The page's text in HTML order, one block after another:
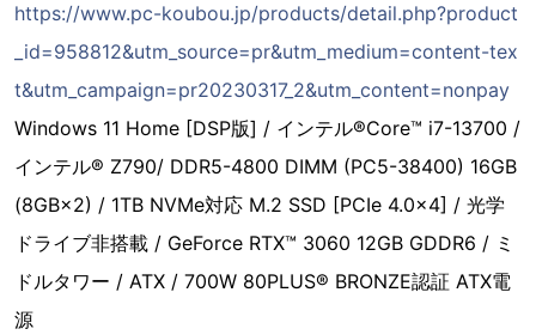
https://www.pc-koubou.jp/products/detail.php?product
_id=958812&utm_source=pr&utm_medium=content-tex
t&utm_campaign=pr20230317_2&utm_content=nonpay
Windows 11 Home [DSP版] / インテル®Core™ i7-13700 /
インテル® Z790/ DDR5-4800 DIMM (PC5-38400) 16GB
(8GB×2) / 1TB NVMe対応 M.2 SSD [PCIe 4.0×4] / 光学
ドライブ非搭載 / GeForce RTX™ 3060 12GB GDDR6 / ミ
ドルタワー / ATX / 700W 80PLUS® BRONZE認証 ATX電
源